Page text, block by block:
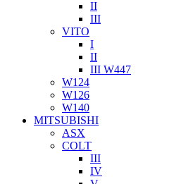
II
III
VITO
I
II
III W447
W124
W126
W140
MITSUBISHI
ASX
COLT
III
IV